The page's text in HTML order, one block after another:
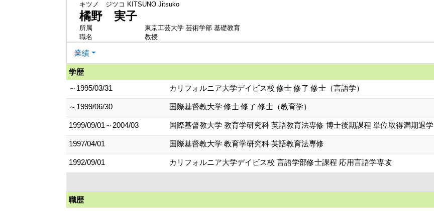
キツノ ジツコ KITSUNO Jitsuko
橘野 実子
所属
東京工芸大学 芸術学部 基礎教育
職名
教授
業績
学歴
～1995/03/31
カリフォルニア大学デイビス校 修士 修了 修士（言語学）
～1999/06/30 国際基督教大学 修士 修了 修士（教育学）
1999/09/01～2004/03 国際基督教大学 教育学研究科 英語教育法専修 博士後期課程 単位取得満期退学
1997/04/01 国際基督教大学 教育学研究科 英語教育法専修
1992/09/01 カリフォルニア大学デイビス校 言語学部修士課程 応用言語学専攻
職歴